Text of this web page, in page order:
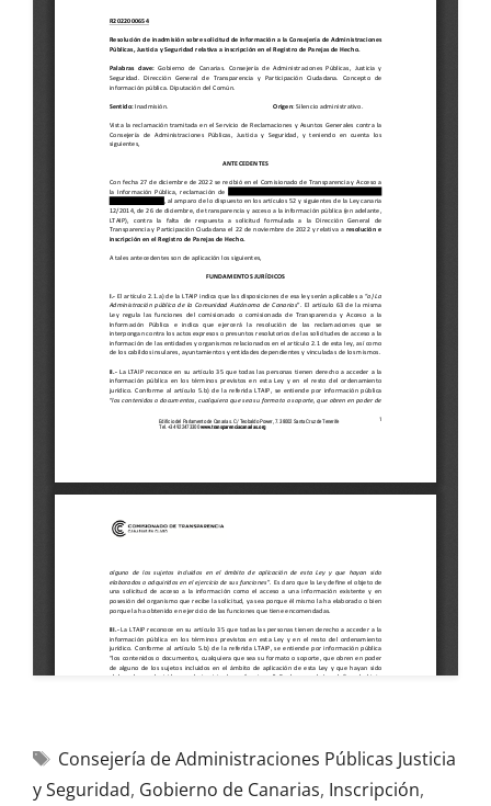
Consejería de Administraciones Públicas Justicia
y Seguridad, Gobierno de Canarias, Inscripción,